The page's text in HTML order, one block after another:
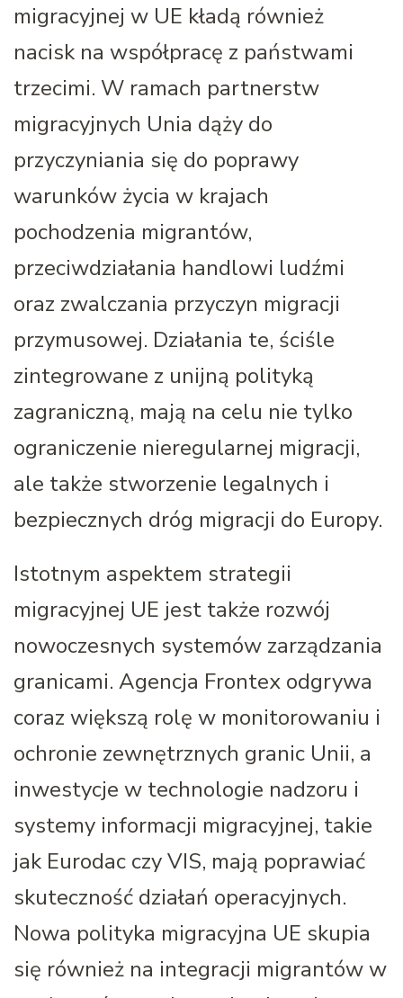
migracyjnej w UE kładą również
nacisk na współpracę z państwami
trzecimi. W ramach partnerstw
migracyjnych Unia dąży do
przyczyniania się do poprawy
warunków życia w krajach
pochodzenia migrantów,
przeciwdziałania handlowi ludźmi
oraz zwalczania przyczyn migracji
przymusowej. Działania te, ściśle
zintegrowane z unijną polityką
zagraniczną, mają na celu nie tylko
ograniczenie nieregularnej migracji,
ale także stworzenie legalnych i
bezpiecznych dróg migracji do Europy.
Istotnym aspektem strategii
migracyjnej UE jest także rozwój
nowoczesnych systemów zarządzania
granicami. Agencja Frontex odgrywa
coraz większą rolę w monitorowaniu i
ochronie zewnętrznych granic Unii, a
inwestycje w technologie nadzoru i
systemy informacji migracyjnej, takie
jak Eurodac czy VIS, mają poprawiać
skuteczność działań operacyjnych.
Nowa polityka migracyjna UE skupia
się również na integracji migrantów w